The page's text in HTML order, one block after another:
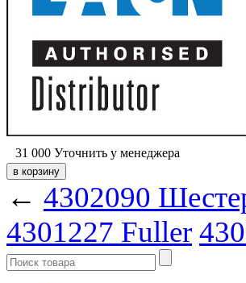
31 000 Уточнить у менеджера
← 4302090
4301227 Fuller